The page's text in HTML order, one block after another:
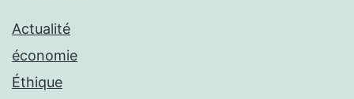
Actualité
économie
Éthique